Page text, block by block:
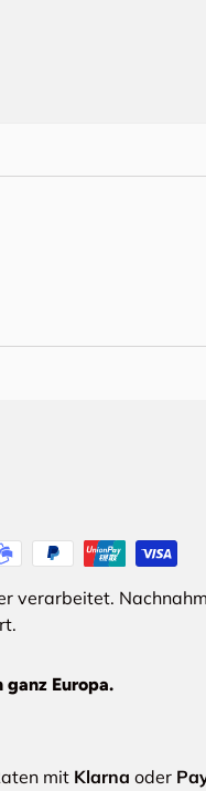
verarbeitet.
Europa.
mit Klarna oder